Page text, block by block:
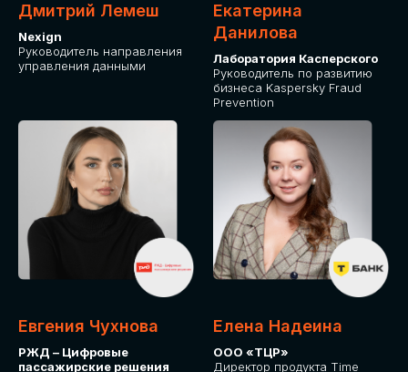
Дмитрий Лемеш
Nexign
Руководитель направления
управления данными
Екатерина
Данилова
Лаборатория Касперского
Руководитель по развитию
бизнеса Kaspersky Fraud
Prevention
Евгения Чухнова
РЖД – Цифровые
пассажирские решения
Елена Надеина
ООО «ТЦР»
Директор продукта Time
Оплата через сервис Timepad
ПРИОБРЕСТИ БИЛЕТ